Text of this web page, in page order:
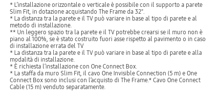
* L’installazione orizzontale o verticale è possibile con il supporto a parete
Slim Fit, in dotazione acquistando The Frame da 32".
* La distanza tra la parete e il TV può variare in base al tipo di parete e al
metodo di installazione.
** Un leggero spazio tra la parete e il TV potrebbe crearsi se il muro non è
piano al 100%, se è stato costruito fuori asse rispetto al pavimento o in caso
di installazione errata del TV
* La distanza tra la parete e il TV può variare in base al tipo di parete e alla
modalità di installazione.
* È richiesta l’installazione con One Connect Box.
* La staffa da muro Slim Fit, il cavo One Invisible Connection (5 m) e One
Connect Box sono inclusi con l’acquisto di The Frame.* Cavo One Connect
Cable (15 m) venduto separatamente.